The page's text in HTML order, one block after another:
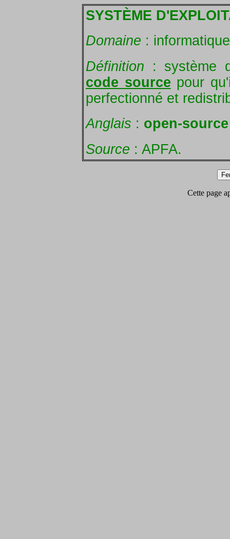
SYSTÈME
Domaine :
Définition : système
code source pour
perfectionné et
Anglais : open-
Source : APFA.
Cette page